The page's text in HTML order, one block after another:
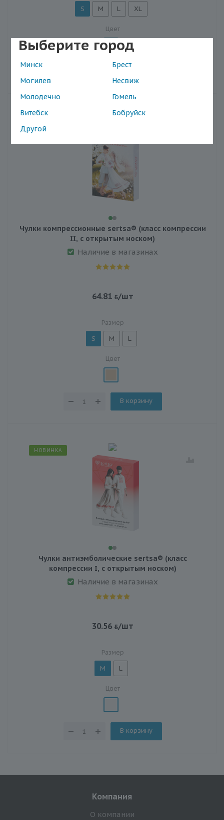
Выберите город
Минск
Брест
Могилев
Несвиж
Молодечно
Гомель
Витебск
Бобруйск
Другой
S M L XL
Цвет
Чулки компрессионные sertsa® (класс компрессии
II, с открытым носком)
Наличие в магазинах
64.81 /шт
Размер
S M L
Цвет
В корзину
НОВИНКА
Чулки антиэмболические sertsa® (класс
компрессии I, с открытым носком)
Наличие в магазинах
30.56 /шт
Размер
M L
Цвет
В корзину
Компания
О компании